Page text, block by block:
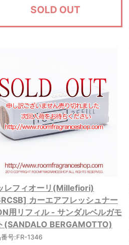
SOLD OUT
レフィオーリ(Millefiori)
カーエアフレッシュナー
用リフィル - サンダルベルガモ
(SANDALO BERGAMOTTO)
号:FR-1346